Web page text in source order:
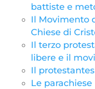
battiste e
Il Movimento
Chiese di
Il terzo
libere e il
Il
Le parachiese